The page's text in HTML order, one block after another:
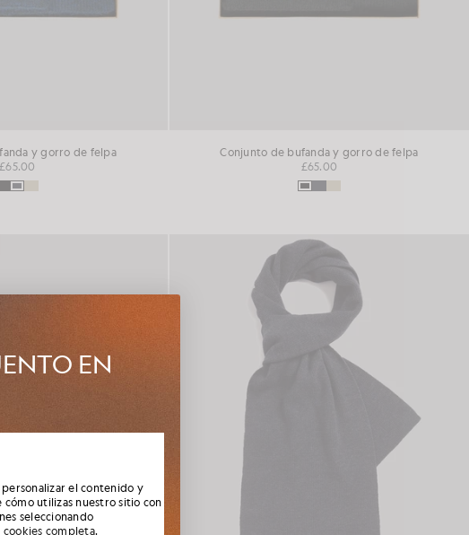
y gorro de felpa
£65.00
Conjunto de bufanda y gorro de felpa
£65.00
el contenido y
utilizas nuestro sitio con
seleccionando
completa.
EN
para socios,
15 %.